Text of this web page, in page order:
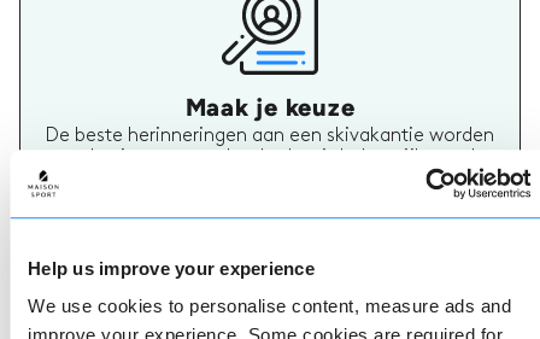
Help us improve your experience
We use cookies to personalise content, measure ads and
Maak je keuze
De beste herinneringen aan een skivakantie worden
op de pistes gemaakt, dus het is belangrijk om de
juiste ski- of snowboardleraar te hebben. Vind